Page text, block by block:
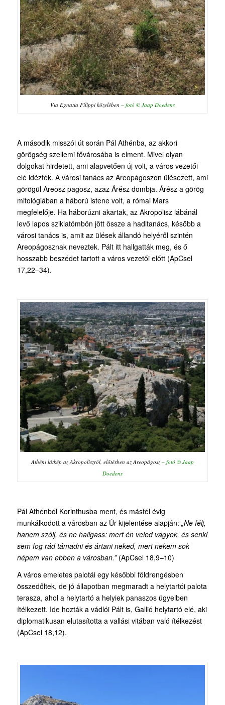
Via Egnatia Filippi közelében – fotó © Jaap Doedens
A második misszói út során Pál Athénba, az akkori
görögség szellemi fővárosába is elment. Mivel olyan
dolgokat hirdetett, ami alapvetően új volt, a város vezetői
elé idézték. A városi tanács az Areopágoszon ülésezett, ami
görögül Areosz pagosz, azaz Árész dombja. Árész a görög
mitológiában a háború istene volt, a római Mars
megfelelője. Ha háborúzni akartak, az Akropolisz lábánál
levő lapos sziklatömbön jött össze a haditanács, később a
városi tanács is, amit az ülések állandó helyéről szintén
Areopágosznak neveztek. Pált itt hallgatták meg, és ő
hosszabb beszédet tartott a város vezetői előtt (ApCsel
17,22–34).
Athéni látkép az Akropoliszról, előtérben az Areopágosz – fotó © Jaap
Doedens
Pál Athénból Korinthusba ment, és másfél évig
munkálkodott a városban az Úr kijelentése alapján: „Ne félj,
hanem szólj, és ne hallgass: mert én veled vagyok, és senki
sem fog rád támadni és ártani neked, mert nekem sok
népem van ebben a városban.”(ApCsel 18,9–10)
A város emeletes palotái egy későbbi földrengésben
összedőltek, de jó állapotban megmaradt a helytartói palota
terasza, ahol a helytartó a helyiek panaszos ügyeiben
ítélkezett. Ide hozták a vádlói Pált is, Gallió helytartó elé, aki
diplomatikusan elutasította a vallási vitában való ítélkezést
(ApCsel 18,12).